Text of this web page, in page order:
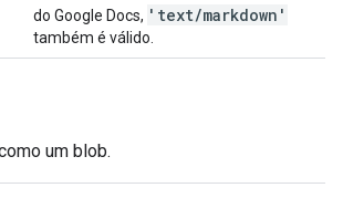
do Google Docs, 'text/markdown'
também é válido.
um blob.